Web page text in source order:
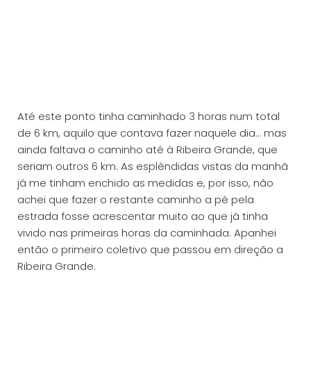
Até este ponto tinha caminhado 3 horas num total
de 6 km, aquilo que contava fazer naquele dia… mas
ainda faltava o caminho até à Ribeira Grande, que
seriam outros 6 km. As esplêndidas vistas da manhã
já me tinham enchido as medidas e, por isso, não
achei que fazer o restante caminho a pé pela
estrada fosse acrescentar muito ao que já tinha
vivido nas primeiras horas da caminhada. Apanhei
então o primeiro coletivo que passou em direção a
Ribeira Grande.